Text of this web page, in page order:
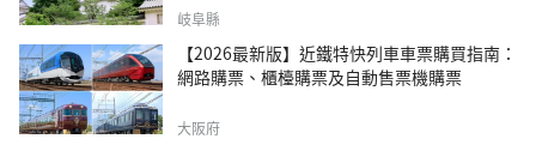
岐阜縣
【2026最新版】近鐵特快列車車票購買指南：
網路購票、櫃檯購票及自動售票機購票
大阪府